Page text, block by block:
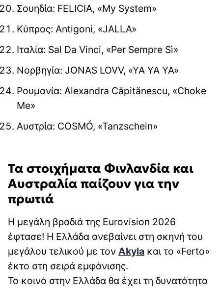
Σουηδία: FELICIA, «My System»
Κύπρος: Antigoni, «JALLA»
Ιταλία: Sal Da Vinci, «Per Sempre Sì»
Νορβηγία: JONAS LOVV, «YA YA YA»
Ρουμανία: Alexandra Căpitănescu, «Choke
Me»
Αυστρία: COSMÓ, «Tanzschein»
Τα στοιχήματα Φινλανδία και
Αυστραλία παίζουν για την
πρωτιά
Η μεγάλη βραδιά της Eurovision 2026
έφτασε! Η Ελλάδα ανεβαίνει στη σκηνή του
μεγάλου τελικού με τον Akyla και το «Ferto»
έκτο στη σειρά εμφάνισης.
Το κοινό στην Ελλάδα θα έχει τη δυνατότητα